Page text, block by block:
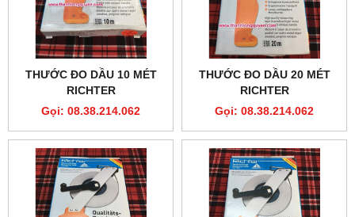
THƯỚC ĐO DẦU 10 MÉT
RICHTER
Gọi: 08.38.214.062
THƯỚC ĐO DẦU 20 MÉT
RICHTER
Gọi: 08.38.214.062